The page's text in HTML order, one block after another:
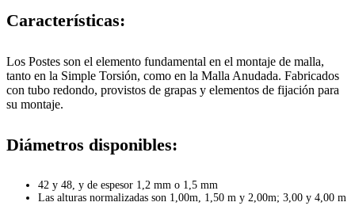
Características:
Los Postes son el elemento fundamental en el montaje de malla,
tanto en la Simple Torsión, como en la Malla Anudada. Fabricados
con tubo redondo, provistos de grapas y elementos de fijación para
su montaje.
Diámetros disponibles:
42 y 48, y de espesor 1,2 mm o 1,5 mm
Las alturas normalizadas son 1,00m, 1,50 m y 2,00m; 3,00 y 4,00 m